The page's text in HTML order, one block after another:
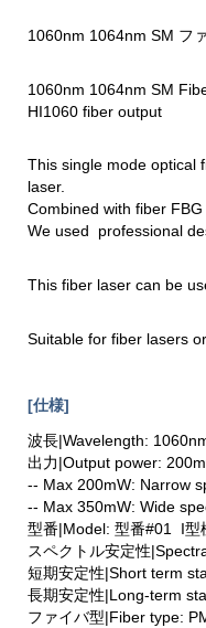
1060nm 1064nm SM フ
1060nm 1064nm SM
HI1060 fiber output
This single mode optical
laser.
Combined with fiber
We used professional
This fiber laser can be
Suitable for fiber lasers
[仕様]
波長|Wavelength:
出力|Output power:
-- Max 200mW: Narrow
-- Max 350mW: Wide
型番|Model: 型番#01 I型
スペクトル安定性
短期安定性|Short term
長期安定性|Long-term
ファイバ型|Fiber type: